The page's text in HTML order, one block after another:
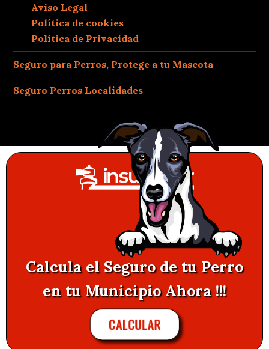
Aviso Legal
Política de cookies
Política de Privacidad
Seguro para Perros, Protege a tu Mascota
Seguro Perros Localidades
Calcula el Seguro de tu Perro
en tu Municipio Ahora !!!
CALCULAR